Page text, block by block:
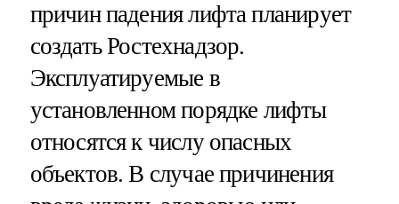
причин падения лифта планирует
создать Ростехнадзор.
Эксплуатируемые в
установленном порядке лифты
относятся к числу опасных
объектов. В случае причинения